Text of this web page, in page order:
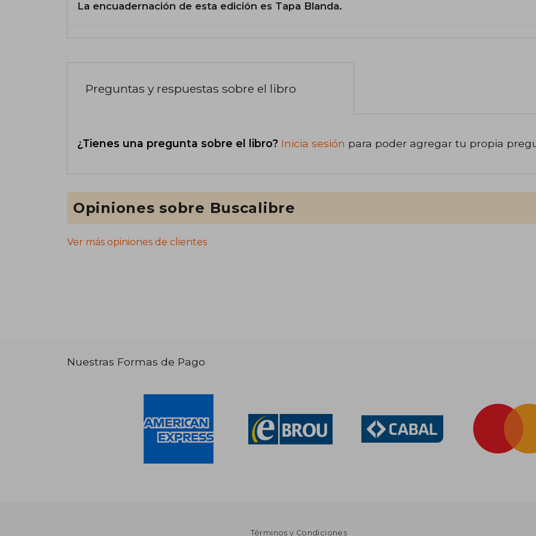
La encuadernación de esta edición es Tapa Blanda.
Preguntas y respuestas sobre el libro
¿Tienes una pregunta sobre el libro? Inicia sesión para poder agregar tu propia
Opiniones sobre Buscalibre
Ver más opiniones de clientes
Nuestras Formas de Pago
Términos y Condiciones